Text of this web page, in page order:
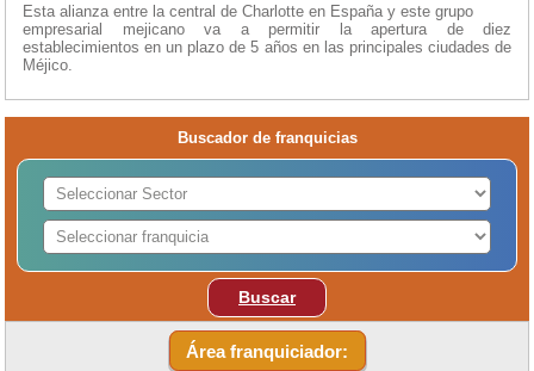
Esta alianza entre la central de Charlotte en España y este grupo
empresarial mejicano va a permitir la apertura de diez
establecimientos en un plazo de 5 años en las principales ciudades de
Méjico.
Buscador de franquicias
Buscar
Área franquiciador: